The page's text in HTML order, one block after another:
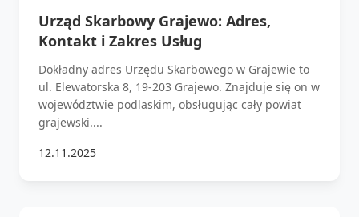
Urząd Skarbowy Grajewo: Adres,
Kontakt i Zakres Usług
Dokładny adres Urzędu Skarbowego w Grajewie to
ul. Elewatorska 8, 19-203 Grajewo. Znajduje się on w
województwie podlaskim, obsługując cały powiat
grajewski....
12.11.2025